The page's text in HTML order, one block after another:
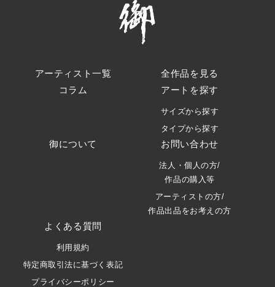
アーティスト一覧
全作品を見る
コラム
アートを探す
サイズから探す
タイプから探す
御について お問い合わせ
法人・個人の方/
作品の購入等
アーティストの方/
作品出品をお考えの方
よくある質問
利用規約
特定商取引法に基づく表記
プライバシーポリシー